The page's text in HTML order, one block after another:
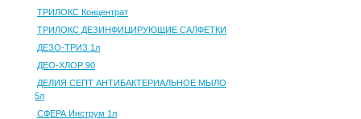
ТРИЛОКС Концентрат
ТРИЛОКС ДЕЗИНФИЦИРУЮЩИЕ САЛФЕТКИ
ДЕЗО-ТРИЗ 1л
ДЕО-ХЛОР 90
ДЕЛИЯ СЕПТ АНТИБАКТЕРИАЛЬНОЕ МЫЛО
5л
СФЕРА Инструм 1л